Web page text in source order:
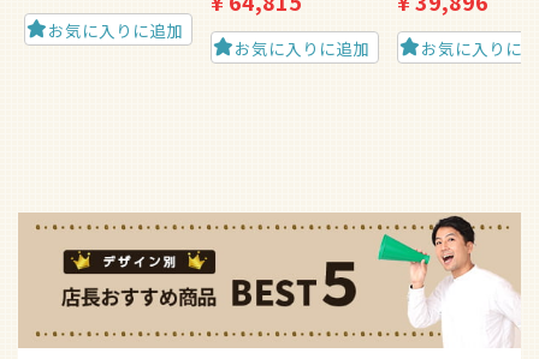
お気に入りに追加
お気に入りに追加 お気に入りに